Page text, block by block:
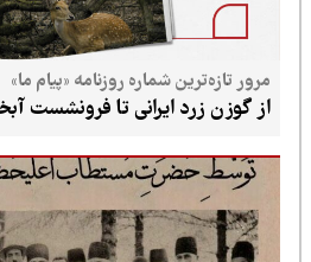
مرور تازه‌ترین شماره روزنامه «پیام ما»
از گوزن زرد ایرانی تا فرونشست